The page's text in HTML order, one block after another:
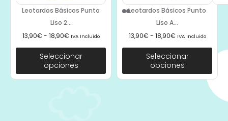
Leotardos Básicos Punto
Liso 2...
13,90€ - 18,90€ IVA Incluido
Seleccionar
opciones
Leotardos Básicos Punto
Liso A...
13,90€ - 18,90€ IVA Incluido
Seleccionar
opciones